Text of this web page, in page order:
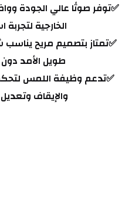
الخارجية لتجربة
طويل الأمد دون
والإيقاف